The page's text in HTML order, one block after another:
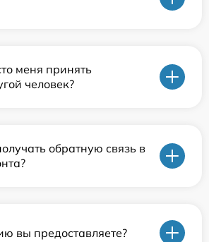
меня принять
человек?
обратную связь в
вы предоставляете?